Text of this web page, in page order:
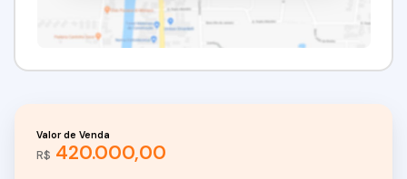
R$ 420.000,00
Valor de Venda